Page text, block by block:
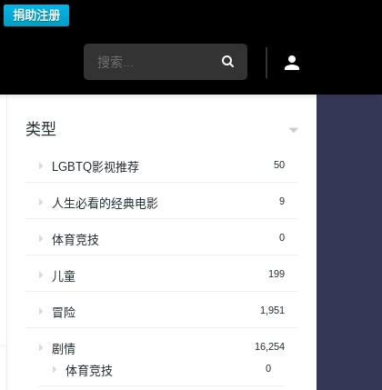
捐助注册
类型
LGBTQ影视推荐 50
人生必看的经典电影 9
体育竞技 0
儿童 199
冒险 1,951
剧情 16,254
体育竞技 0